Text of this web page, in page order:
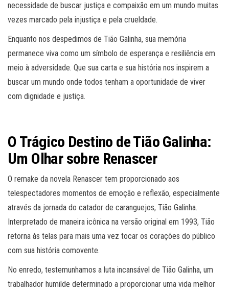
necessidade de buscar justiça e compaixão em um mundo muitas
vezes marcado pela injustiça e pela crueldade.
Enquanto nos despedimos de Tião Galinha, sua memória
permanece viva como um símbolo de esperança e resiliência em
meio à adversidade. Que sua carta e sua história nos inspirem a
buscar um mundo onde todos tenham a oportunidade de viver
com dignidade e justiça.
O Trágico Destino de Tião Galinha:
Um Olhar sobre Renascer
O remake da novela Renascer tem proporcionado aos
telespectadores momentos de emoção e reflexão, especialmente
através da jornada do catador de caranguejos, Tião Galinha.
Interpretado de maneira icônica na versão original em 1993, Tião
retorna às telas para mais uma vez tocar os corações do público
com sua história comovente.
No enredo, testemunhamos a luta incansável de Tião Galinha, um
trabalhador humilde determinado a proporcionar uma vida melhor